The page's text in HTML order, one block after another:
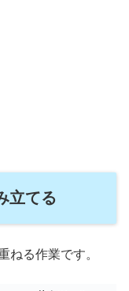
立てる
ねる作業です。